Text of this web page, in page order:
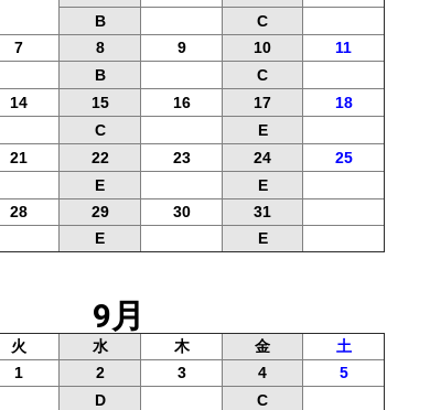
B
C
7 8 9 10
11
B
C
14 15 16 17
18
C
E
21 22 23 24
25
E
E
28 29 30
31
E
E
9月
火 水 木 金
土
1
2 3 4
5
D
C